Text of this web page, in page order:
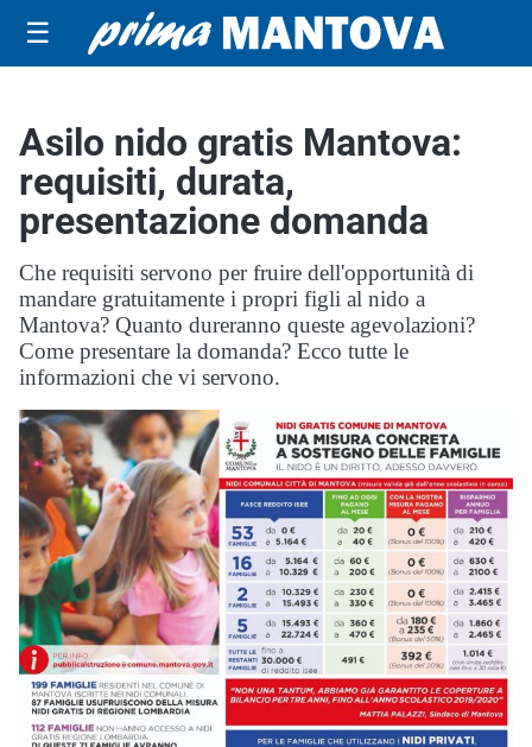
☰
Asilo nido gratis Mantova:
requisiti, durata,
presentazione domanda
Che requisiti servono per fruire dell'opportunità di
mandare gratuitamente i propri figli al nido a
Mantova? Quanto dureranno queste agevolazioni?
Come presentare la domanda? Ecco tutte le
informazioni che vi servono.